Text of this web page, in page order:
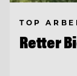
TOP
Retter